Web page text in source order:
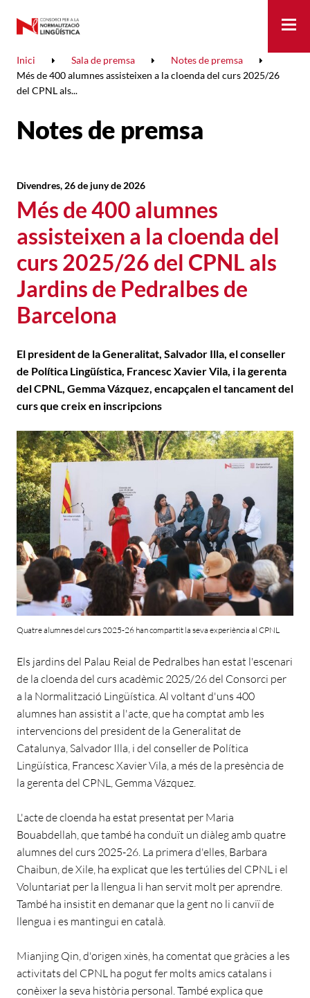
Inici Sala de premsa
Notes de premsa
Més de 400 alumnes assisteixen a la cloenda del curs 2025/26
del CPNL als...
Notes de premsa
Més de 400 alumnes
assisteixen a la cloenda del
curs 2025/26 del CPNL als
Jardins de Pedralbes de
Barcelona
Divendres, 26 de juny de 2026
El president de la Generalitat, Salvador Illa, el conseller
de Política Lingüística, Francesc Xavier Vila, i la gerenta
del CPNL, Gemma Vázquez, encapçalen el tancament del
curs que creix en inscripcions
Quatre alumnes del curs 2025-26 han compartit la seva experiència al CPNL
Els jardins del Palau Reial de Pedralbes han estat l'escenari
de la cloenda del curs acadèmic 2025/26 del Consorci per
a la Normalització Lingüística. Al voltant d'uns 400
alumnes han assistit a l'acte, que ha comptat amb les
intervencions del president de la Generalitat de
Catalunya, Salvador Illa, i del conseller de Política
Lingüística, Francesc Xavier Vila, a més de la presència de
la gerenta del CPNL, Gemma Vázquez.
L'acte de cloenda ha estat presentat per Maria
Bouabdellah, que també ha conduït un diàleg amb quatre
alumnes del curs 2025-26. La primera d'elles, Barbara
Chaibun, de Xile, ha explicat que les tertúlies del CPNL i el
Voluntariat per la llengua li han servit molt per aprendre.
També ha insistit en demanar que la gent no li canviï de
llengua i es mantingui en català.
Mianjing Qin, d'origen xinès, ha comentat que gràcies a les
activitats del CPNL ha pogut fer molts amics catalans i
conèixer la seva història personal. També explica que